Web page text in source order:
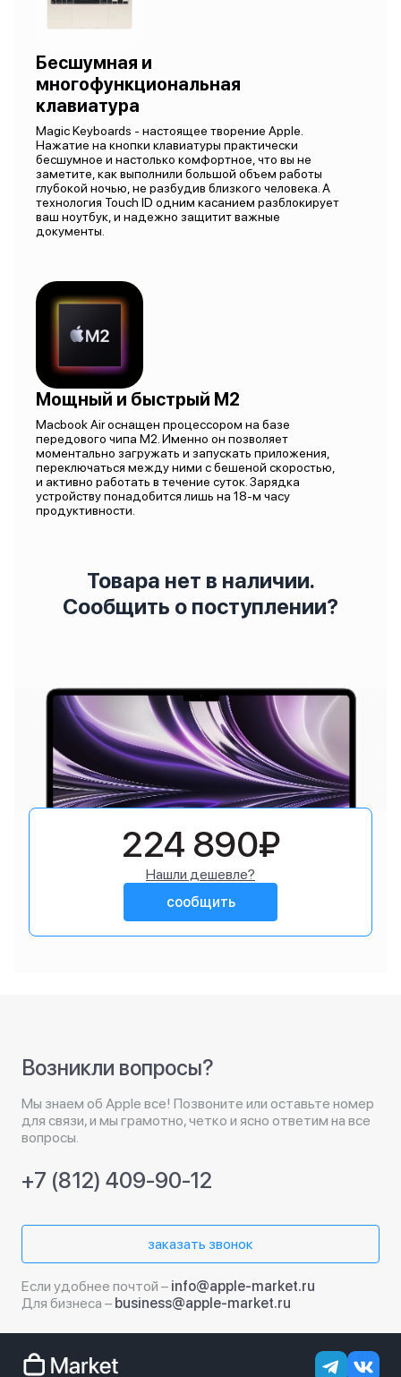
Бесшумная и
многофункциональная
клавиатура
Magic Keyboards - настоящее творение Apple.
Нажатие на кнопки клавиатуры практически
бесшумное и настолько комфортное, что вы не
заметите, как выполнили большой объем работы
глубокой ночью, не разбудив близкого человека. А
технология Touch ID одним касанием разблокирует
ваш ноутбук, и надежно защитит важные
документы.
Мощный и быстрый M2
Macbook Air оснащен процессором на базе
передового чипа M2. Именно он позволяет
моментально загружать и запускать приложения,
переключаться между ними с бешеной скоростью,
и активно работать в течение суток. Зарядка
устройству понадобится лишь на 18-м часу
продуктивности.
Товара нет в наличии.
Сообщить о поступлении?
224 890₽
Нашли дешевле?
сообщить
Возникли вопросы?
Мы знаем об Apple все! Позвоните или оставьте номер
для связи, и мы грамотно, четко и ясно ответим на все
вопросы.
+7 (812) 409-90-12
заказать звонок
Если удобнее почтой – info@apple-market.ru
Для бизнеса – business@apple-market.ru